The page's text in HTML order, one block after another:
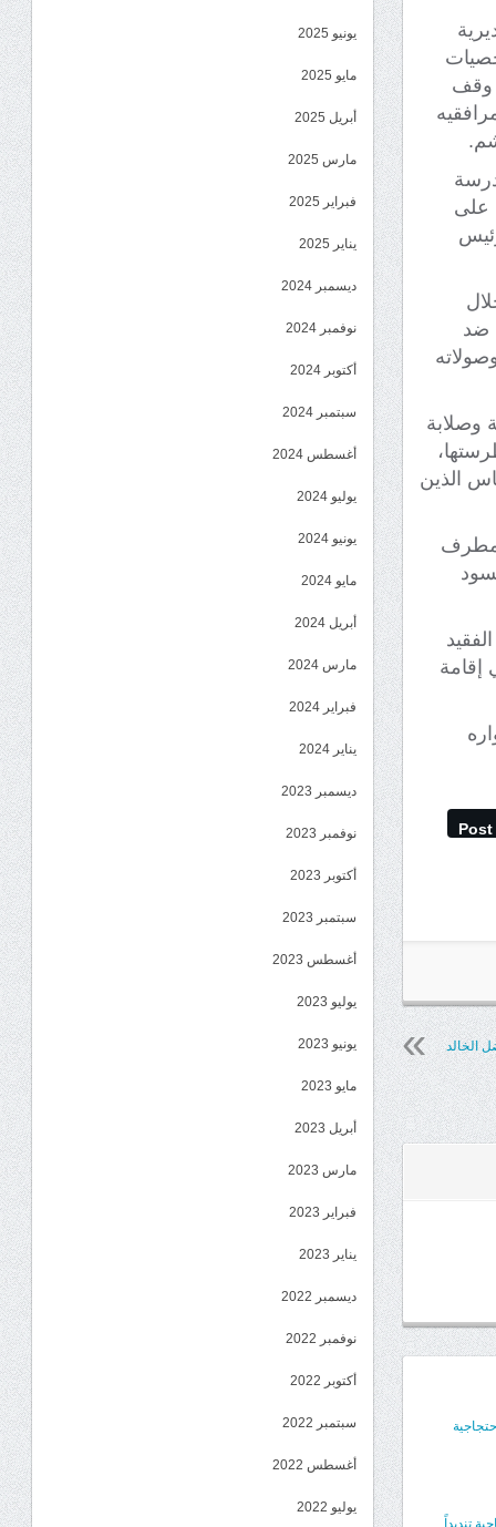
وقف
على
ضد
وصلابة
الذين
Post
الخالد
تنديداً
يونيو 2025
مايو 2025
أبريل 2025
مارس 2025
فبراير 2025
يناير 2025
ديسمبر 2024
نوفمبر 2024
أكتوبر 2024
سبتمبر 2024
أغسطس 2024
يوليو 2024
يونيو 2024
مايو 2024
أبريل 2024
مارس 2024
فبراير 2024
يناير 2024
ديسمبر 2023
نوفمبر 2023
أكتوبر 2023
سبتمبر 2023
أغسطس 2023
يوليو 2023
يونيو 2023
مايو 2023
أبريل 2023
مارس 2023
فبراير 2023
يناير 2023
ديسمبر 2022
نوفمبر 2022
أكتوبر 2022
سبتمبر 2022
أغسطس 2022
يوليو 2022